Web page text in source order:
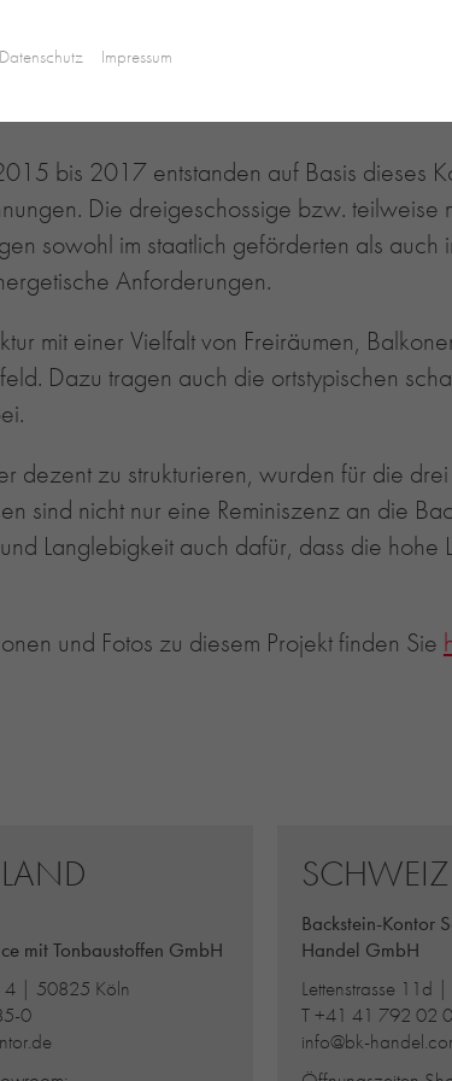
dimensionierten Quartier
und räumliche Eindeutigkeit bieten dabei
bis 2017 entstanden auf Basis dieses
Die dreigeschossige bzw. teilweise
sowohl im staatlich geförderten als
Anforderungen.
mit einer Vielfalt von Freiräumen,
Dazu tragen auch die ortstypischen
dezent zu strukturieren, wurden für die
sind nicht nur eine Reminiszenz an die
Langlebigkeit auch dafür, dass die
und Fotos zu diesem Projekt finden Sie
mit Tonbaustoffen GmbH
4 | 50825 Köln
0
SCHWEIZ
Backstein-Kontor
Handel GmbH
Lettenstrasse 11d
T+41 41 792 02
info@bk-
Datenschutz Impressum